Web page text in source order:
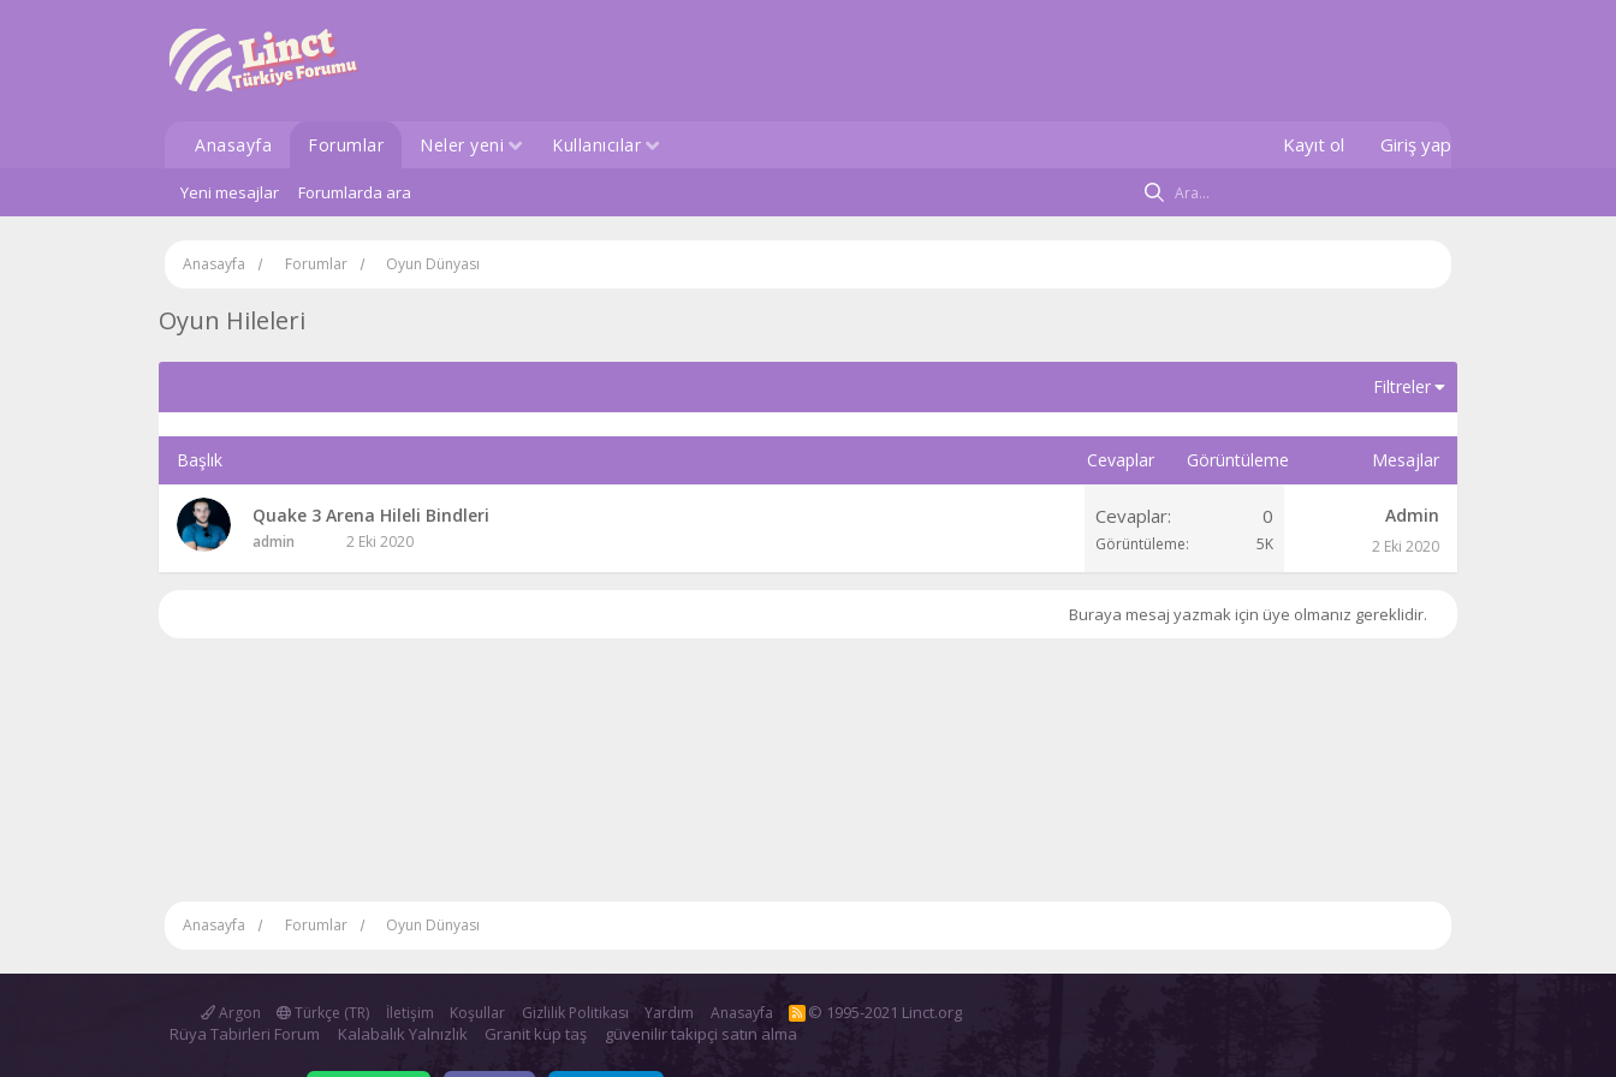
Anasayfa Forumlar Neler yeni Kullanıcılar Kayıt ol Giriş yap
Yeni mesajlar Forumlarda ara
Anasayfa Forumlar Oyun Dünyası
Oyun Hileleri
Filtreler
Başlık Cevaplar Görüntüleme Mesajlar
Quake 3 Arena Hileli Bindleri
admin 2 Eki 2020
Cevaplar 0
Görüntüleme 5K
Admin
2 Eki 2020
Buraya mesaj yazmak için üye olmanız gereklidir.
Anasayfa Forumlar Oyun Dünyası
Argon Türkçe (TR) İletişim Koşullar Gizlilik Politikası Yardım Anasayfa
R
S
© 1995-2021 Linct.org
Rüya Tabirleri Forum
Kalabalık Yalnızlık Granit küp taş güvenilir takipçi satın alma